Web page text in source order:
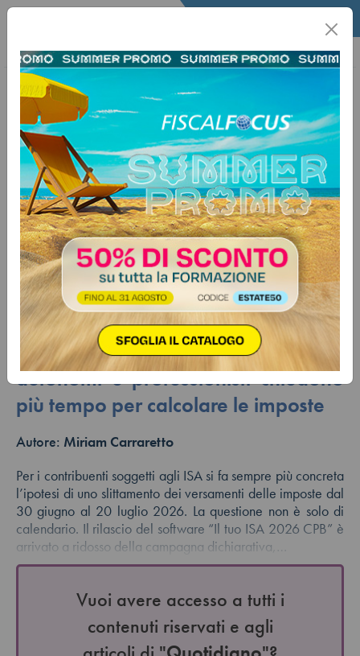
Home Quotidiano Il Quotidiano Articoli Fisco
15 maggio 2026
Categorie: Isa > Varie
Versamenti ISA, caos per il
software in ritardo: possibile rinvio
dal 30 giugno al 20 luglio
Dopo il rilascio tardivo del software
“Il tuo ISA 2026 CPB” e il nuovo
calendario del concordato
preventivo biennale, imprese,
autonomi e professionisti chiedono
più tempo per calcolare le imposte
Autore: Miriam Carraretto
Per i contribuenti soggetti agli ISA si fa sempre più concreta
l’ipotesi di uno slittamento dei versamenti delle imposte dal
30 giugno al 20 luglio 2026. La questione non è solo di
calendario. Il rilascio del software “Il tuo ISA 2026 CPB” è
arrivato a ridosso della campagna dichiarativa,…
Vuoi avere accesso a tutti i
contenuti riservati e agli